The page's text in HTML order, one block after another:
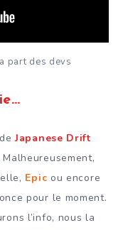
part des devs
Japanese Drift
Epic ou encore
pour le moment.
l’info, nous la